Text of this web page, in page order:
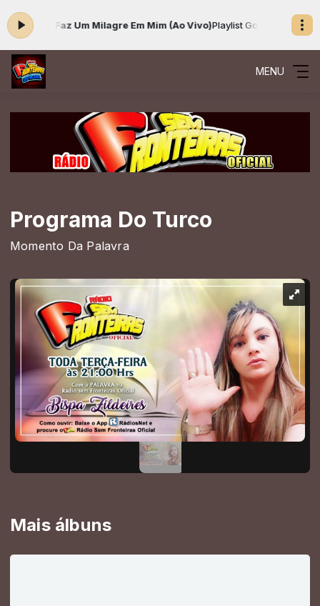
- Faz Um Milagre Em Mim (Ao Vivo)Playlist Gospel das 00:00
MENU
Programa Do Turco
Momento Da Palavra
Mais álbuns